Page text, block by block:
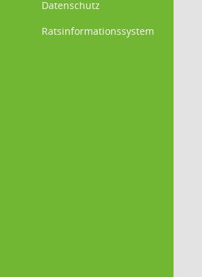
Datenschutz
Ratsinformationssystem